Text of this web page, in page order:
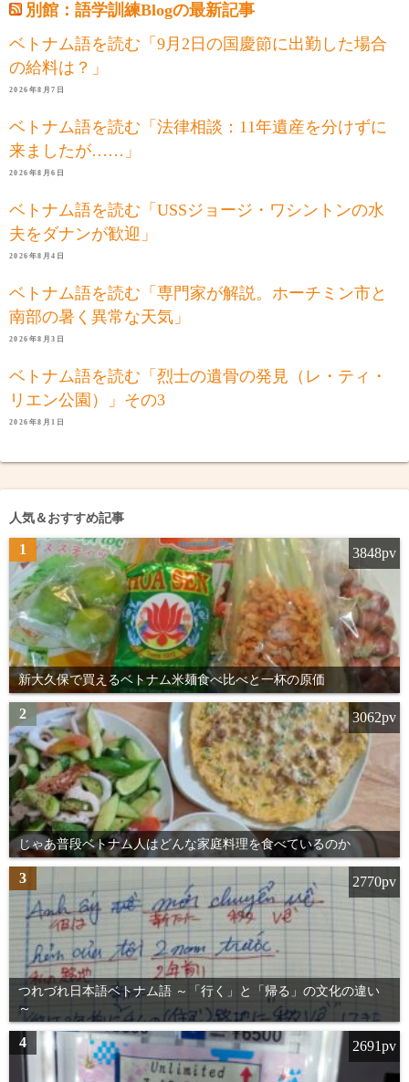
別館：語学訓練Blogの最新記事
ベトナム語を読む「9月2日の国慶節に出勤した場合
の給料は？」
2026年8月7日
ベトナム語を読む「法律相談：11年遺産を分けずに
来ましたが……」
2026年8月6日
ベトナム語を読む「USSジョージ・ワシントンの水
夫をダナンが歓迎」
2026年8月4日
ベトナム語を読む「専門家が解説。ホーチミン市と
南部の暑く異常な天気」
2026年8月3日
ベトナム語を読む「烈士の遺骨の発見（レ・ティ・
リエン公園）」その3
2026年8月1日
人気＆おすすめ記事
1
新大久保で買えるベトナム米麺食べ比べと一杯の原価
3848pv
2
じゃあ普段ベトナム人はどんな家庭料理を食べているのか
3062pv
3
つれづれ日本語ベトナム語 ～「行く」と「帰る」の文化の違い
～
2770pv
4 2691pv